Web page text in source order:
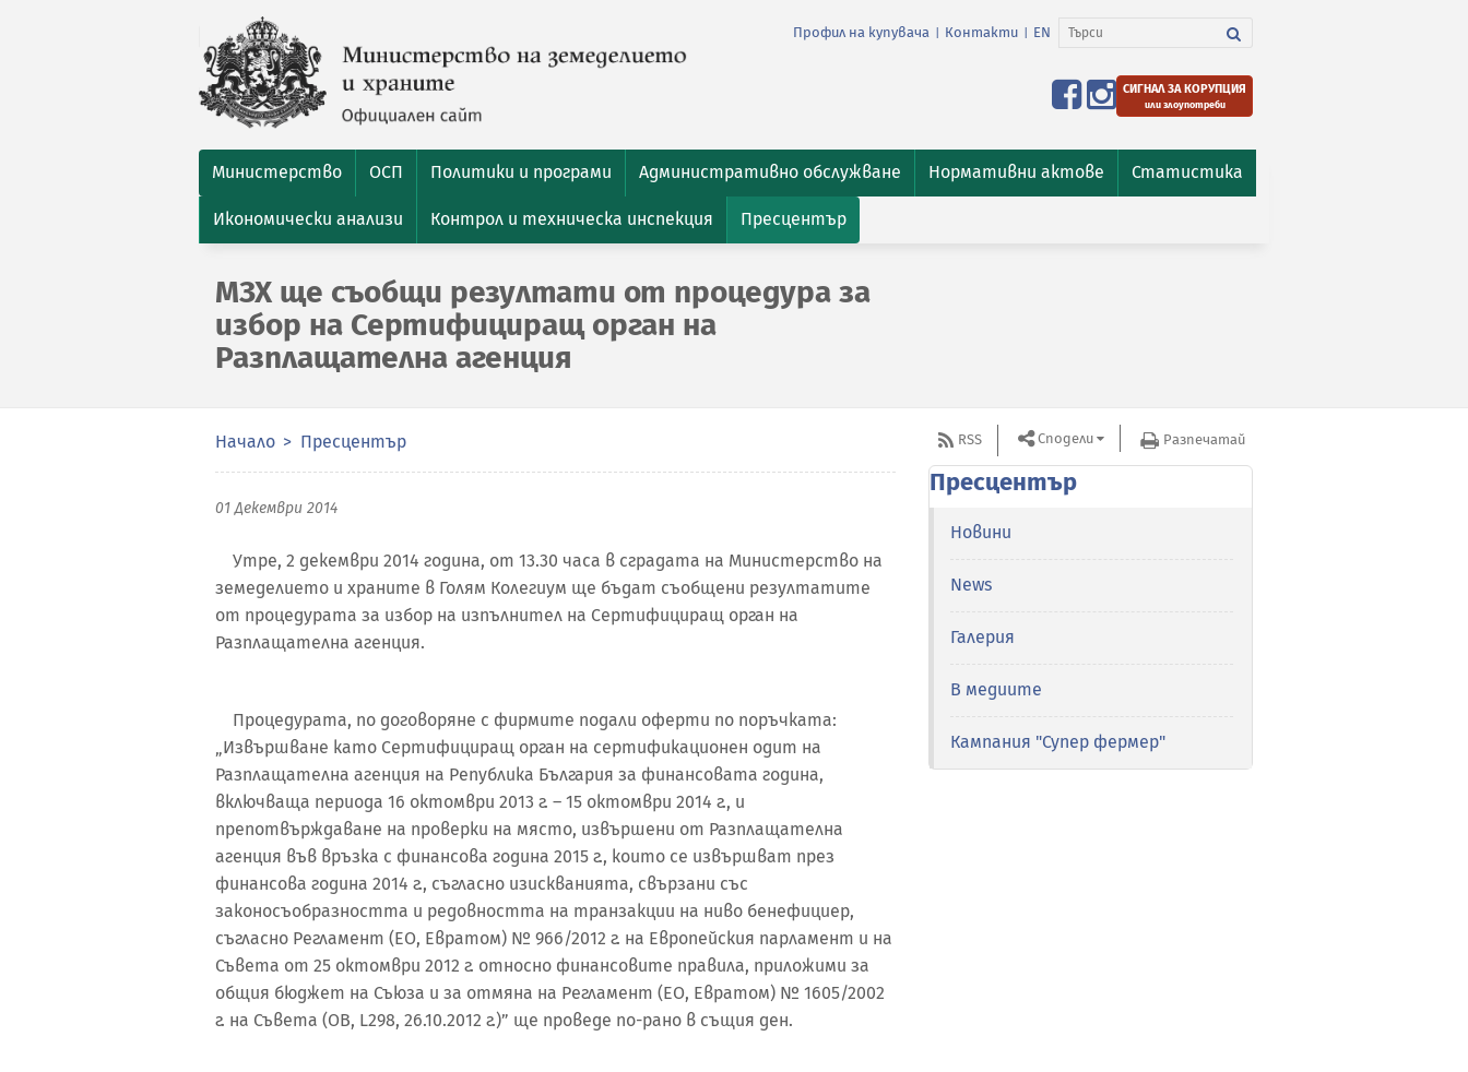
Профил на купувача Контакти EN
СИГНАЛ ЗА КОРУПЦИЯ
или злоупотреби
Министерство ОСП Политики и програми Административно обслужване Нормативни актове Статистика
Икономически анализи Контрол и техническа инспекция Пресцентър
МЗХ ще съобщи резултати от процедура за
избор на Сертифициращ орган на
Разплащателна агенция
Начало Пресцентър
01 Декември 2014
Утре, 2 декември 2014 година, от 13.30 часа в сградата на Министерство на
земеделието и храните в Голям Колегиум ще бъдат съобщени резултатите
от процедурата за избор на изпълнител на Сертифициращ орган на
Разплащателна агенция.
Процедурата, по договоряне с фирмите подали оферти по поръчката:
„Извършване като Сертифициращ орган на сертификационен одит на
Разплащателна агенция на Република България за финансовата година,
включваща периода 16 октомври 2013 г. – 15 октомври 2014 г., и
препотвърждаване на проверки на място, извършени от Разплащателна
агенция във връзка с финансова година 2015 г., които се извършват през
финансова година 2014 г., съгласно изискванията, свързани със
законосъобразността и редовността на транзакции на ниво бенефициер,
съгласно Регламент (ЕО, Евратом) № 966/2012 г. на Европейския парламент и на
Съвета от 25 октомври 2012 г. относно финансовите правила, приложими за
общия бюджет на Съюза и за отмяна на Регламент (ЕО, Евратом) № 1605/2002
г. на Съвета (ОВ, L298, 26.10.2012 г.)” ще проведе по-рано в същия ден.
RSS Сподели Разпечатай
Пресцентър
Новини
News
Галерия
В медиите
Кампания "Супер фермер"